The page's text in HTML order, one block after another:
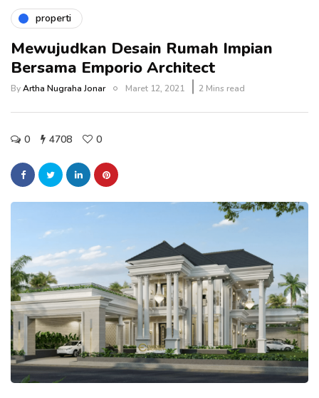
properti
Mewujudkan Desain Rumah Impian
Bersama Emporio Architect
ByArtha Nugraha Jonar Maret 12, 2021 2 Mins read
0 4708 0